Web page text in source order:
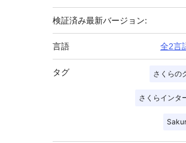
検証済み最新バージョン:
言語 全2言
タグ さくらの
さくらインタ